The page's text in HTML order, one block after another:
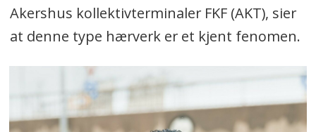
Akershus kollektivterminaler FKF (AKT), sier
at denne type hærverk er et kjent fenomen.